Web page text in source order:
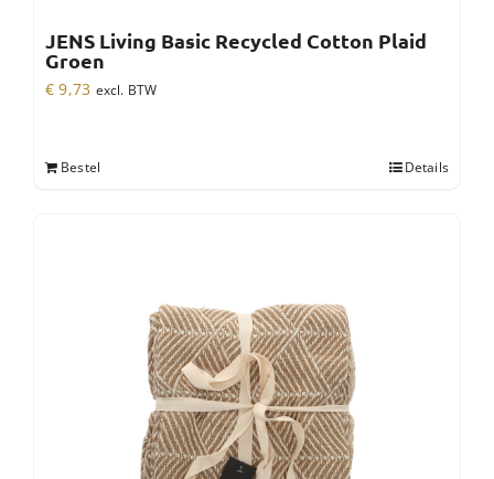
JENS Living Basic Recycled Cotton Plaid
Groen
€ 9,73 excl. BTW
Bestel Details